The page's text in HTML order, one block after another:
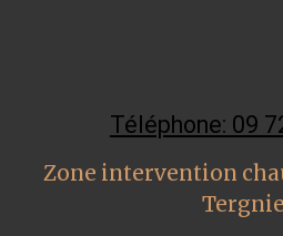
Téléphone: 09
Zone intervention